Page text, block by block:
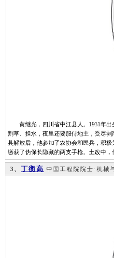
黄继光，四川省中江县人。1931年出
割草、担水，夜里还要服侍地主，受尽
县解放后，他参加了农协会和民兵，积
缴获了伪保长隐藏的两支手枪。土改中
3、 丁衡高 中国工程院院士·机械